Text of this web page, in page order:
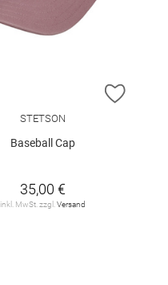
ZUR
STETSON
Baseball Cap
35,00 €
inkl. MwSt. zzgl.Versand